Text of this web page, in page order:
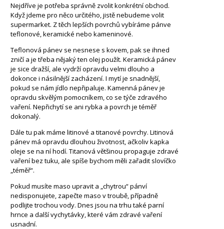
Nejdříve je potřeba správně zvolit konkrétní obchod.
Když jdeme pro něco určitého, jistě nebudeme volit
supermarket. Z těch lepších povrchů vybíráme pánve
teflonové, keramické nebo kameninové.
Teflonová pánev se nesnese s kovem, pak se ihned
zničí a je třeba nějaký ten olej použít. Keramická pánev
je sice dražší, ale vydrží opravdu velmi dlouho a
dokonce i násilnější zacházení. I mytí je snadnější,
pokud se nám jídlo nepřipaluje. Kamenná pánev je
opravdu skvělým pomocníkem, co se týče zdravého
vaření. Nepřichytí se ani rybka a povrch je téměř
dokonalý.
Dále tu pak máme litinové a titanové povrchy. Litinová
pánev má opravdu dlouhou životnost, ačkoliv kapka
oleje se na ní hodí. Titanová většinou propaguje zdravé
vaření bez tuku, ale spíše bychom měli zařadit slovíčko
„téměř“.
Pokud musíte maso upravit a „chytrou“ pánví
nedisponujete, zapečte maso v troubě, případně
podlijte trochou vody. Dnes jsou na trhu také parní
hrnce a další vychytávky, které vám zdravé vaření
usnadní.